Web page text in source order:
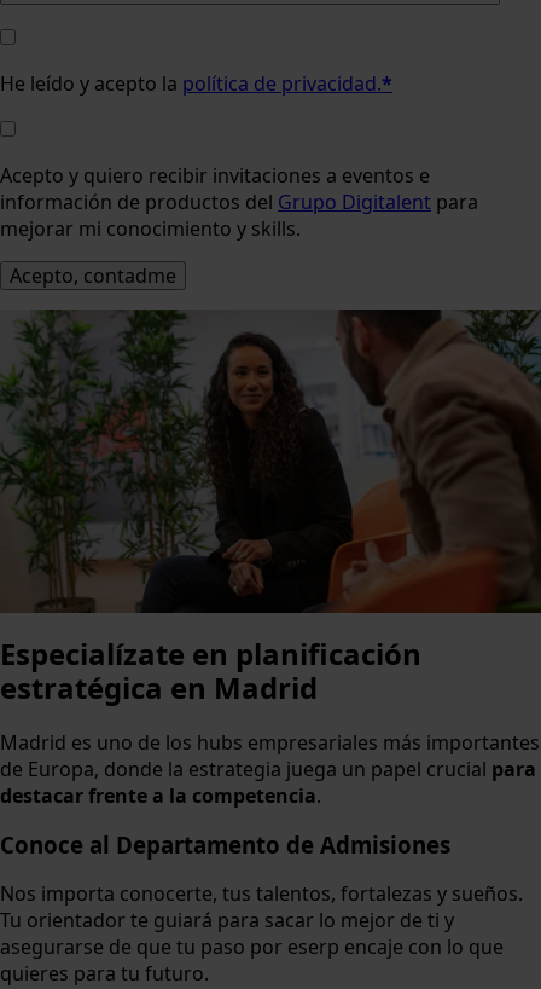
He leído y acepto la política de privacidad.*
Acepto y quiero recibir invitaciones a eventos e
información de productos del Grupo Digitalent para
mejorar mi conocimiento y skills.
Especialízate en planificación
estratégica en Madrid
Madrid es uno de los hubs empresariales más importantes
de Europa, donde la estrategia juega un papel crucial para
destacar frente a la competencia.
Conoce al Departamento de Admisiones
Nos importa conocerte, tus talentos, fortalezas y sueños.
Tu orientador te guiará para sacar lo mejor de ti y
asegurarse de que tu paso por eserp encaje con lo que
quieres para tu futuro.